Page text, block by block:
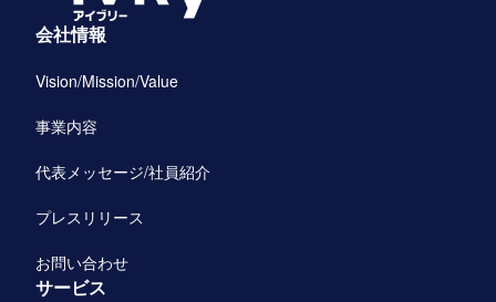
会社情報
Vision/Mission/Value
事業内容
代表メッセージ/社員紹介
プレスリリース
お問い合わせ
サービス